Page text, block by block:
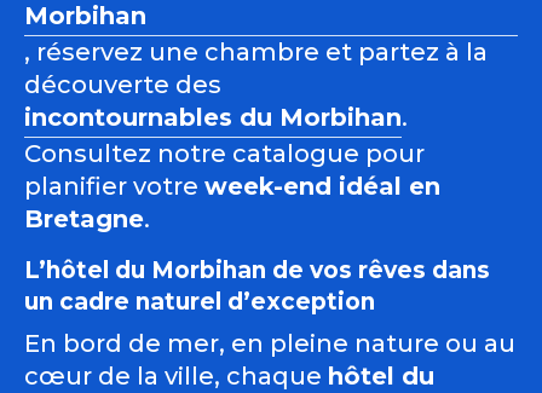
Morbihan
, réservez une chambre et partez à la
découverte des
incontournables du Morbihan.
Consultez notre catalogue pour
planifier votre week-end idéal en
Bretagne.
L’hôtel du Morbihan de vos rêves dans
un cadre naturel d’exception
En bord de mer, en pleine nature ou au
cœur de la ville, chaque hôtel du